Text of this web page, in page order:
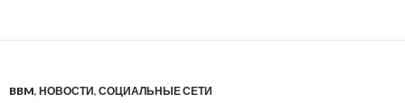
BBM, НОВОСТИ, СОЦИАЛЬНЫЕ СЕТИ